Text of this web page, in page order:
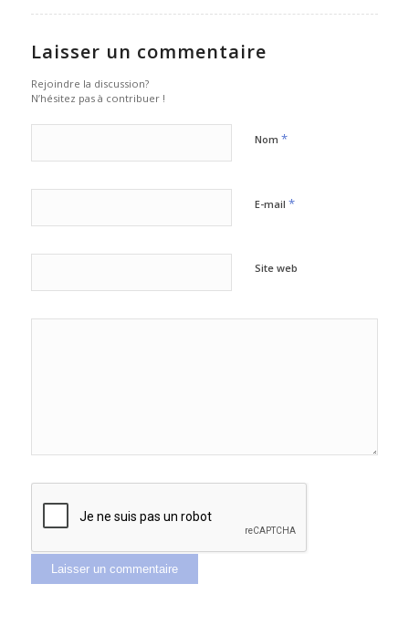
Laisser un commentaire
Rejoindre la discussion?
N’hésitez pas à contribuer !
Nom *
E-mail *
Site web